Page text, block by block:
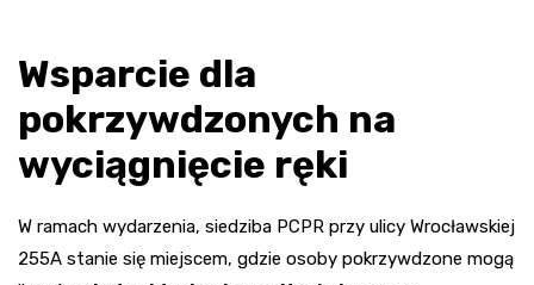
Wsparcie dla
pokrzywdzonych na
wyciągnięcie ręki
W ramach wydarzenia, siedziba PCPR przy ulicy Wrocławskiej
255A stanie się miejscem, gdzie osoby pokrzywdzone mogą